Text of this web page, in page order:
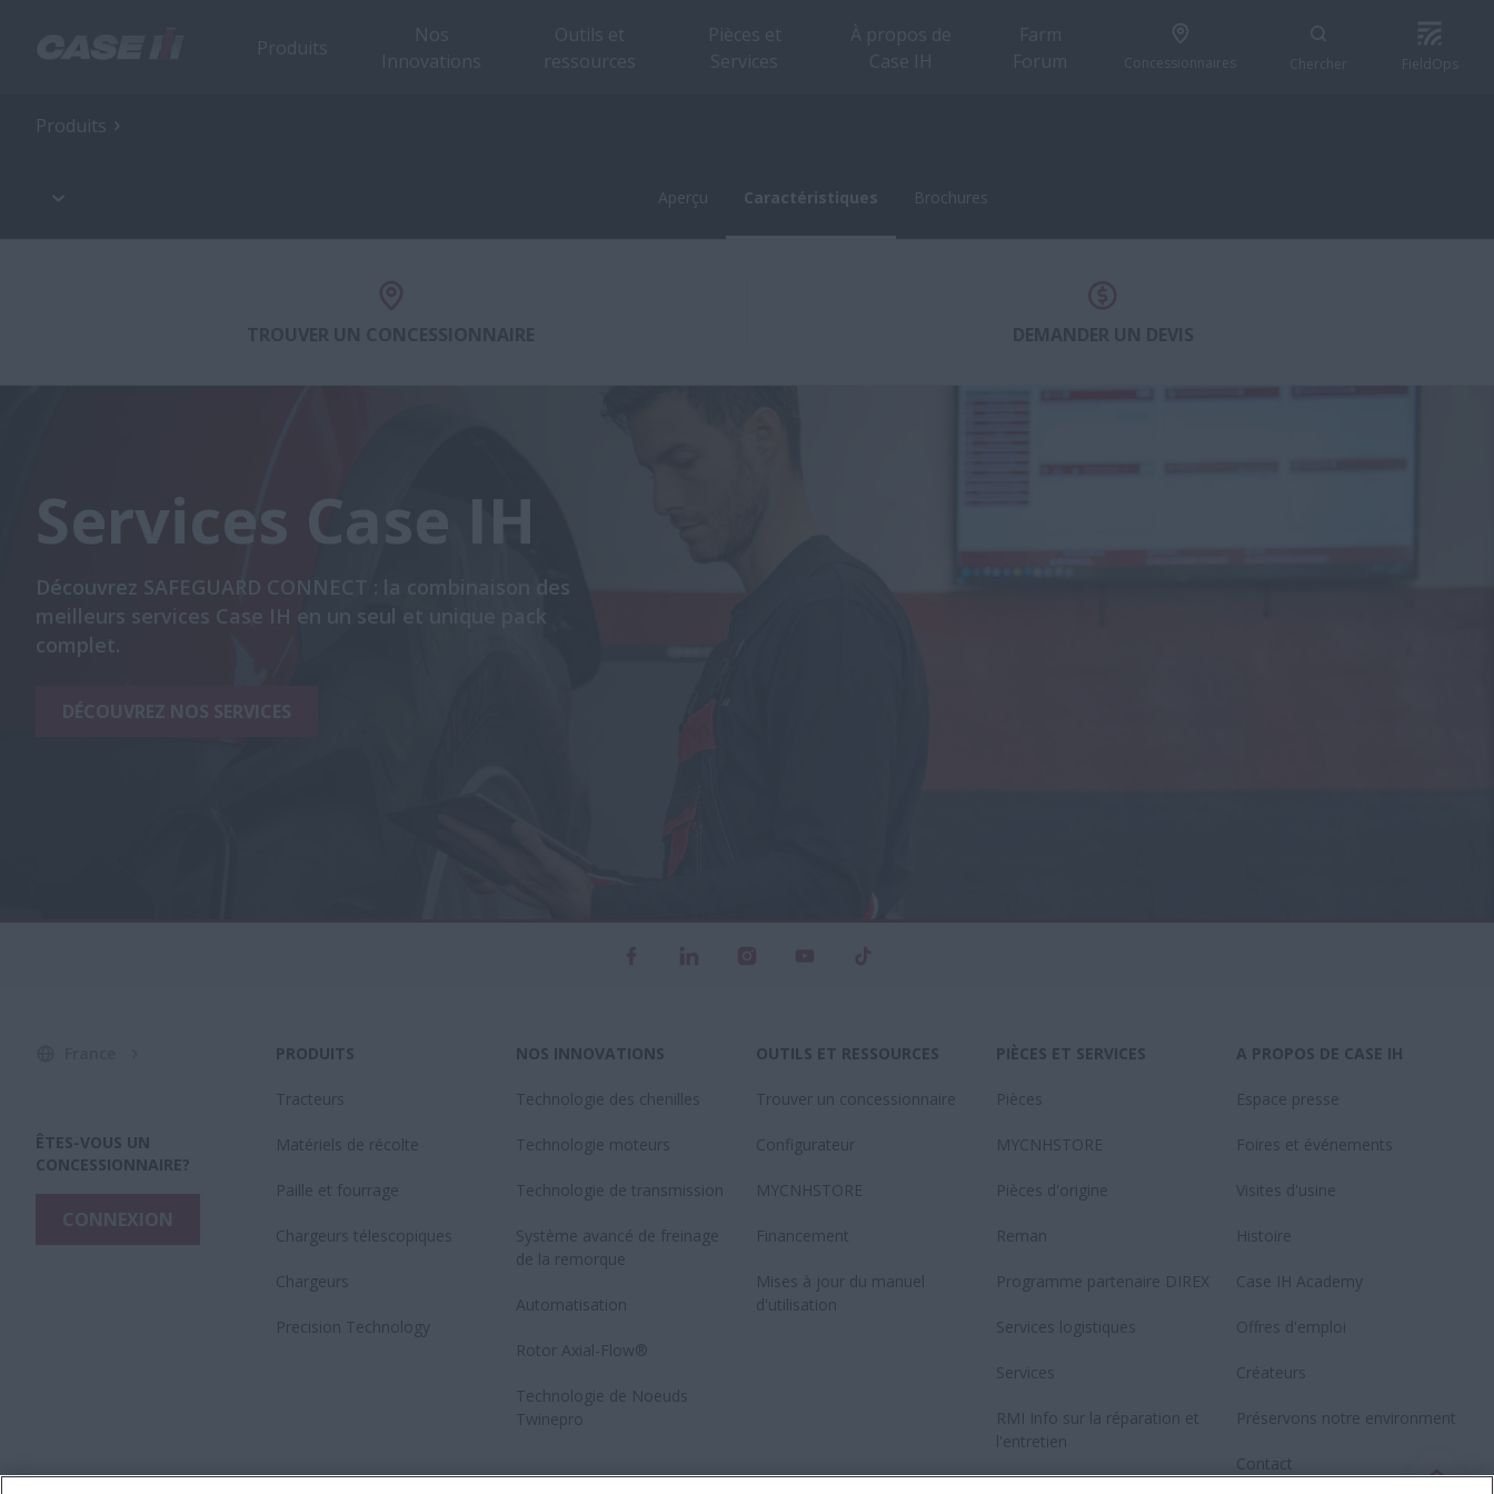
Produits
Aperçu Caractéristiques Brochures
Services Case IH
Découvrez SAFEGUARD CONNECT : la combinaison des
meilleurs services Case IH en un seul et unique pack
complet.
ÊTES-VOUS UN
CONCESSIONNAIRE?
PRODUITS
Tracteurs
Matériels de récolte
Paille et fourrage
Chargeurs télescopiques
Chargeurs
Precision Technology
NOS INNOVATIONS
Technologie des chenilles
Technologie moteurs
Technologie de transmission
Système avancé de freinage
de la remorque
Automatisation
Rotor Axial-Flow®
Technologie de Noeuds
Twinepro
OUTILS ET RESSOURCES
Trouver un concessionnaire
Configurateur
MYCNHSTORE
Financement
Mises à jour du manuel
d'utilisation
PIÈCES ET SERVICES
Pièces
MYCNHSTORE
Pièces d'origine
Reman
Programme partenaire DIREX
Services logistiques
Services
RMI Info sur la réparation et
l'entretien
A PROPOS DE CASE IH
Espace presse
Foires et événements
Visites d'usine
Histoire
Case IH Academy
Offres d'emploi
Créateurs
Préservons notre environment
Contact